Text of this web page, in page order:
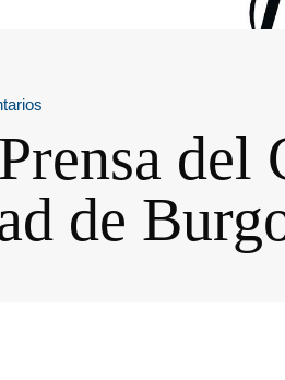
de